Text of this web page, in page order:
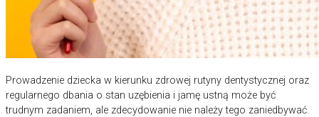
Prowadzenie dziecka w kierunku zdrowej rutyny dentystycznej oraz
regularnego dbania o stan uzębienia i jamę ustną może być
trudnym zadaniem, ale zdecydowanie nie należy tego zaniedbywać.